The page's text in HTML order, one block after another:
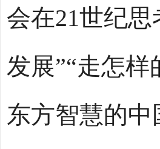
会在21世纪
发展”“走怎
东方智慧的中